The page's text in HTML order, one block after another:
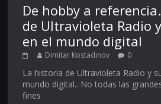
De hobby a
de Ultravioleta Radio
en el mundo digital
Dimitar Kostadinov 0
La historia de Ultravioleta Radio y
mundo digital.. No todas las
fines